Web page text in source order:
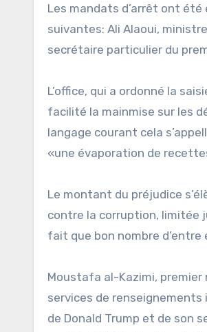
Les mandats d’arrêt ont été
suivantes: Ali Alaoui,
secrétaire particulier du
L’office, qui a ordonné la
facilité la mainmise sur les
langage courant cela
«une évaporation de
Le montant du préjudice
contre la corruption, limitée
fait que bon nombre
Moustafa al-Kazimi,
services de renseignements
de Donald Trump et de son